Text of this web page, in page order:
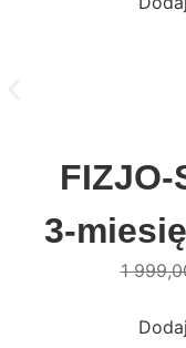
FIZJO-
3-
1